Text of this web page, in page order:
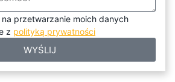
przetwarzanie moich danych
z polityką prywatności
WYŚLIJ